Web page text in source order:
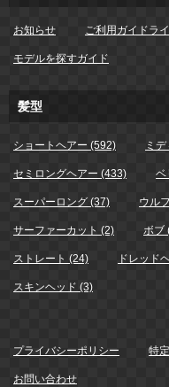
お知らせ ご利用ガイドラ
モデルを探すガイド
髪型
ショートヘアー (592) ミ
セミロングヘアー (433) ベ
スーパーロング (37) ウル
サーファーカット (2) ボブ
ストレート (24) ドレッド
スキンヘッド (3)
プライバシーポリシー 特
お問い合わせ